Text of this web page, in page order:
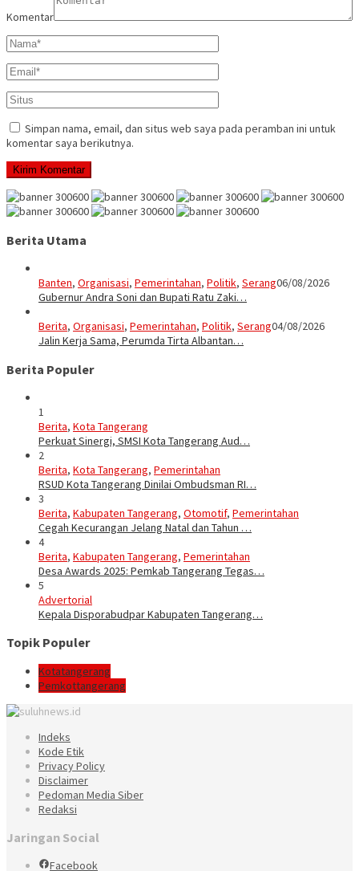
Komentar
Simpan nama, email, dan situs web saya pada peramban ini untuk
komentar saya berikutnya.
Berita Utama
Banten, Organisasi, Pemerintahan, Politik, Serang06/08/2026
Gubernur Andra Soni dan Bupati Ratu Zaki…
Berita, Organisasi, Pemerintahan, Politik, Serang04/08/2026
Jalin Kerja Sama, Perumda Tirta Albantan…
Berita Populer
1
Berita, Kota Tangerang
Perkuat Sinergi, SMSI Kota Tangerang Aud…
2
Berita, Kota Tangerang, Pemerintahan
RSUD Kota Tangerang Dinilai Ombudsman RI…
3
Berita, Kabupaten Tangerang, Otomotif, Pemerintahan
Cegah Kecurangan Jelang Natal dan Tahun …
4
Berita, Kabupaten Tangerang, Pemerintahan
Desa Awards 2025: Pemkab Tangerang Tegas…
5
Advertorial
Kepala Disporabudpar Kabupaten Tangerang…
Topik Populer
Kotatangerang
Pemkottangerang
Indeks
Kode Etik
Privacy Policy
Disclaimer
Pedoman Media Siber
Redaksi
Jaringan Social
Facebook